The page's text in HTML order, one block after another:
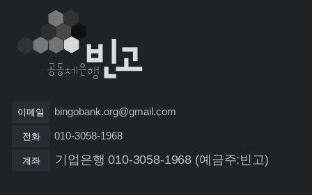
이메일 bingobank.org@gmail.com
전화 010-3058-1968
계좌 기업은행 010-3058-1968 (예금주:빈고)